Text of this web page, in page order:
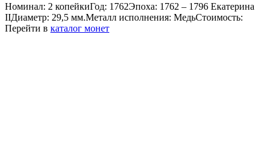
Номинал: 2 копейкиГод: 1762Эпоха: 1762 – 1796 Екатерина
IIДиаметр: 29,5 мм.Металл исполнения: МедьСтоимость:
Перейти в каталог монет